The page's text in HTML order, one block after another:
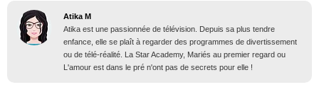
Atika M
Atika est une passionnée de télévision. Depuis sa plus tendre
enfance, elle se plaît à regarder des programmes de divertissement
ou de télé-réalité. La Star Academy, Mariés au premier regard ou
L'amour est dans le pré n'ont pas de secrets pour elle !